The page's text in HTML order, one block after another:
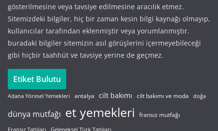
gösterilmesine veya tavsiye edilmesine aracılık etmez.
Sitemizdeki bilgiler, hiç bir zaman kesin bilgi kaynağı olmayıp,
kullanıcılar tarafından eklenmiştir veya yorumlanmıştır.
buradaki bilgiler sitemizin asıl görüşlerini içermeyebileceği
gibi hiçbir taahhüt ve tavsiye yerine de geçmez.
Etiket Bulutu
Adana Yöresel Yemekleri antalya cilt bakımı cilt bakımı ve moda doğa
dünya mutfağı et yemekleri fransız mutfağı
Fransız Tatlıları Geleneksel Türk Tatlıları